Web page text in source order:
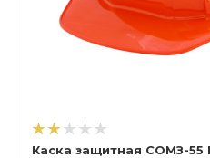
Каска защитная СОМЗ-55